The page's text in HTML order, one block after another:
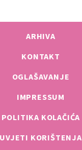
ARHIVA
KONTAKT
OGLAŠAVANJE
IMPRESSUM
POLITIKA KOLAČIĆA
UVJETI KORIŠTENJA